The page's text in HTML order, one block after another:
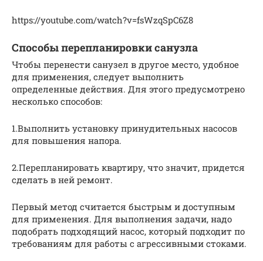
https://youtube.com/watch?v=fsWzqSpC6Z8
Способы перепланировки санузла
Чтобы перенести санузел в другое место, удобное
для применения, следует выполнить
определенные действия. Для этого предусмотрено
несколько способов:
1.Выполнить установку принудительных насосов
для повышения напора.
2.Перепланировать квартиру, что значит, придется
сделать в ней ремонт.
Первый метод считается быстрым и доступным
для применения. Для выполнения задачи, надо
подобрать подходящий насос, который подходит по
требованиям для работы с агрессивными стоками.